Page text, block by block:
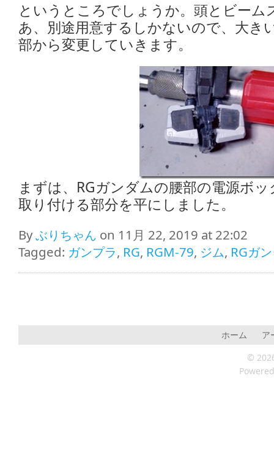
というところでしょうか。頭とビーム
あ、別途用意するしかないので、大き
部から変更していきます。
まずは、RGガンダムの腰部の電源ボ
取り付ける部分を平にしました。
Byぶりちゃん on 11月 22, 2019 at 22:02
Tagged: ガンプラ, RG, RGM-79, ジム, RGガ
ホーム
ア
©